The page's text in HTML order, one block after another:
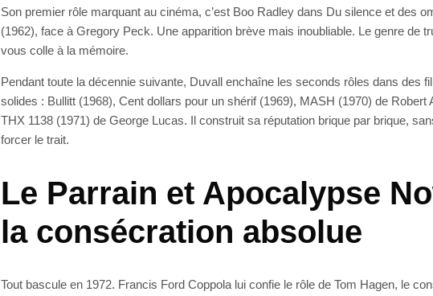
Son premier rôle marquant au cinéma, c’est Boo Radley dans Du silence et des
(1962), face à Gregory Peck. Une apparition brève mais inoubliable. Le genre de
vous colle à la mémoire.
Pendant toute la décennie suivante, Duvall enchaîne les seconds rôles dans des
solides : Bullitt (1968), Cent dollars pour un shérif (1969), MASH (1970) de Robert
THX 1138 (1971) de George Lucas. Il construit sa réputation brique par brique,
forcer le trait.
Le Parrain et Apocalypse
la consécration absolue
Tout bascule en 1972. Francis Ford Coppola lui confie le rôle de Tom Hagen, le